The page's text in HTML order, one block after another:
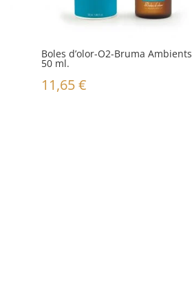
Boles d’olor-O2-Bruma Ambients
50 ml.
11,65€